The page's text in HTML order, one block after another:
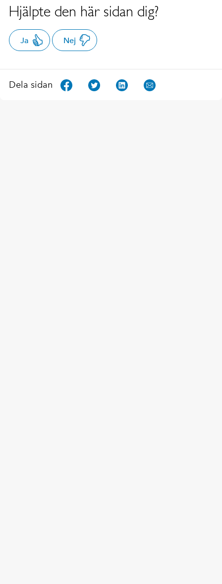
Hjälpte den här sidan dig?
Ja Nej
Dela sidan